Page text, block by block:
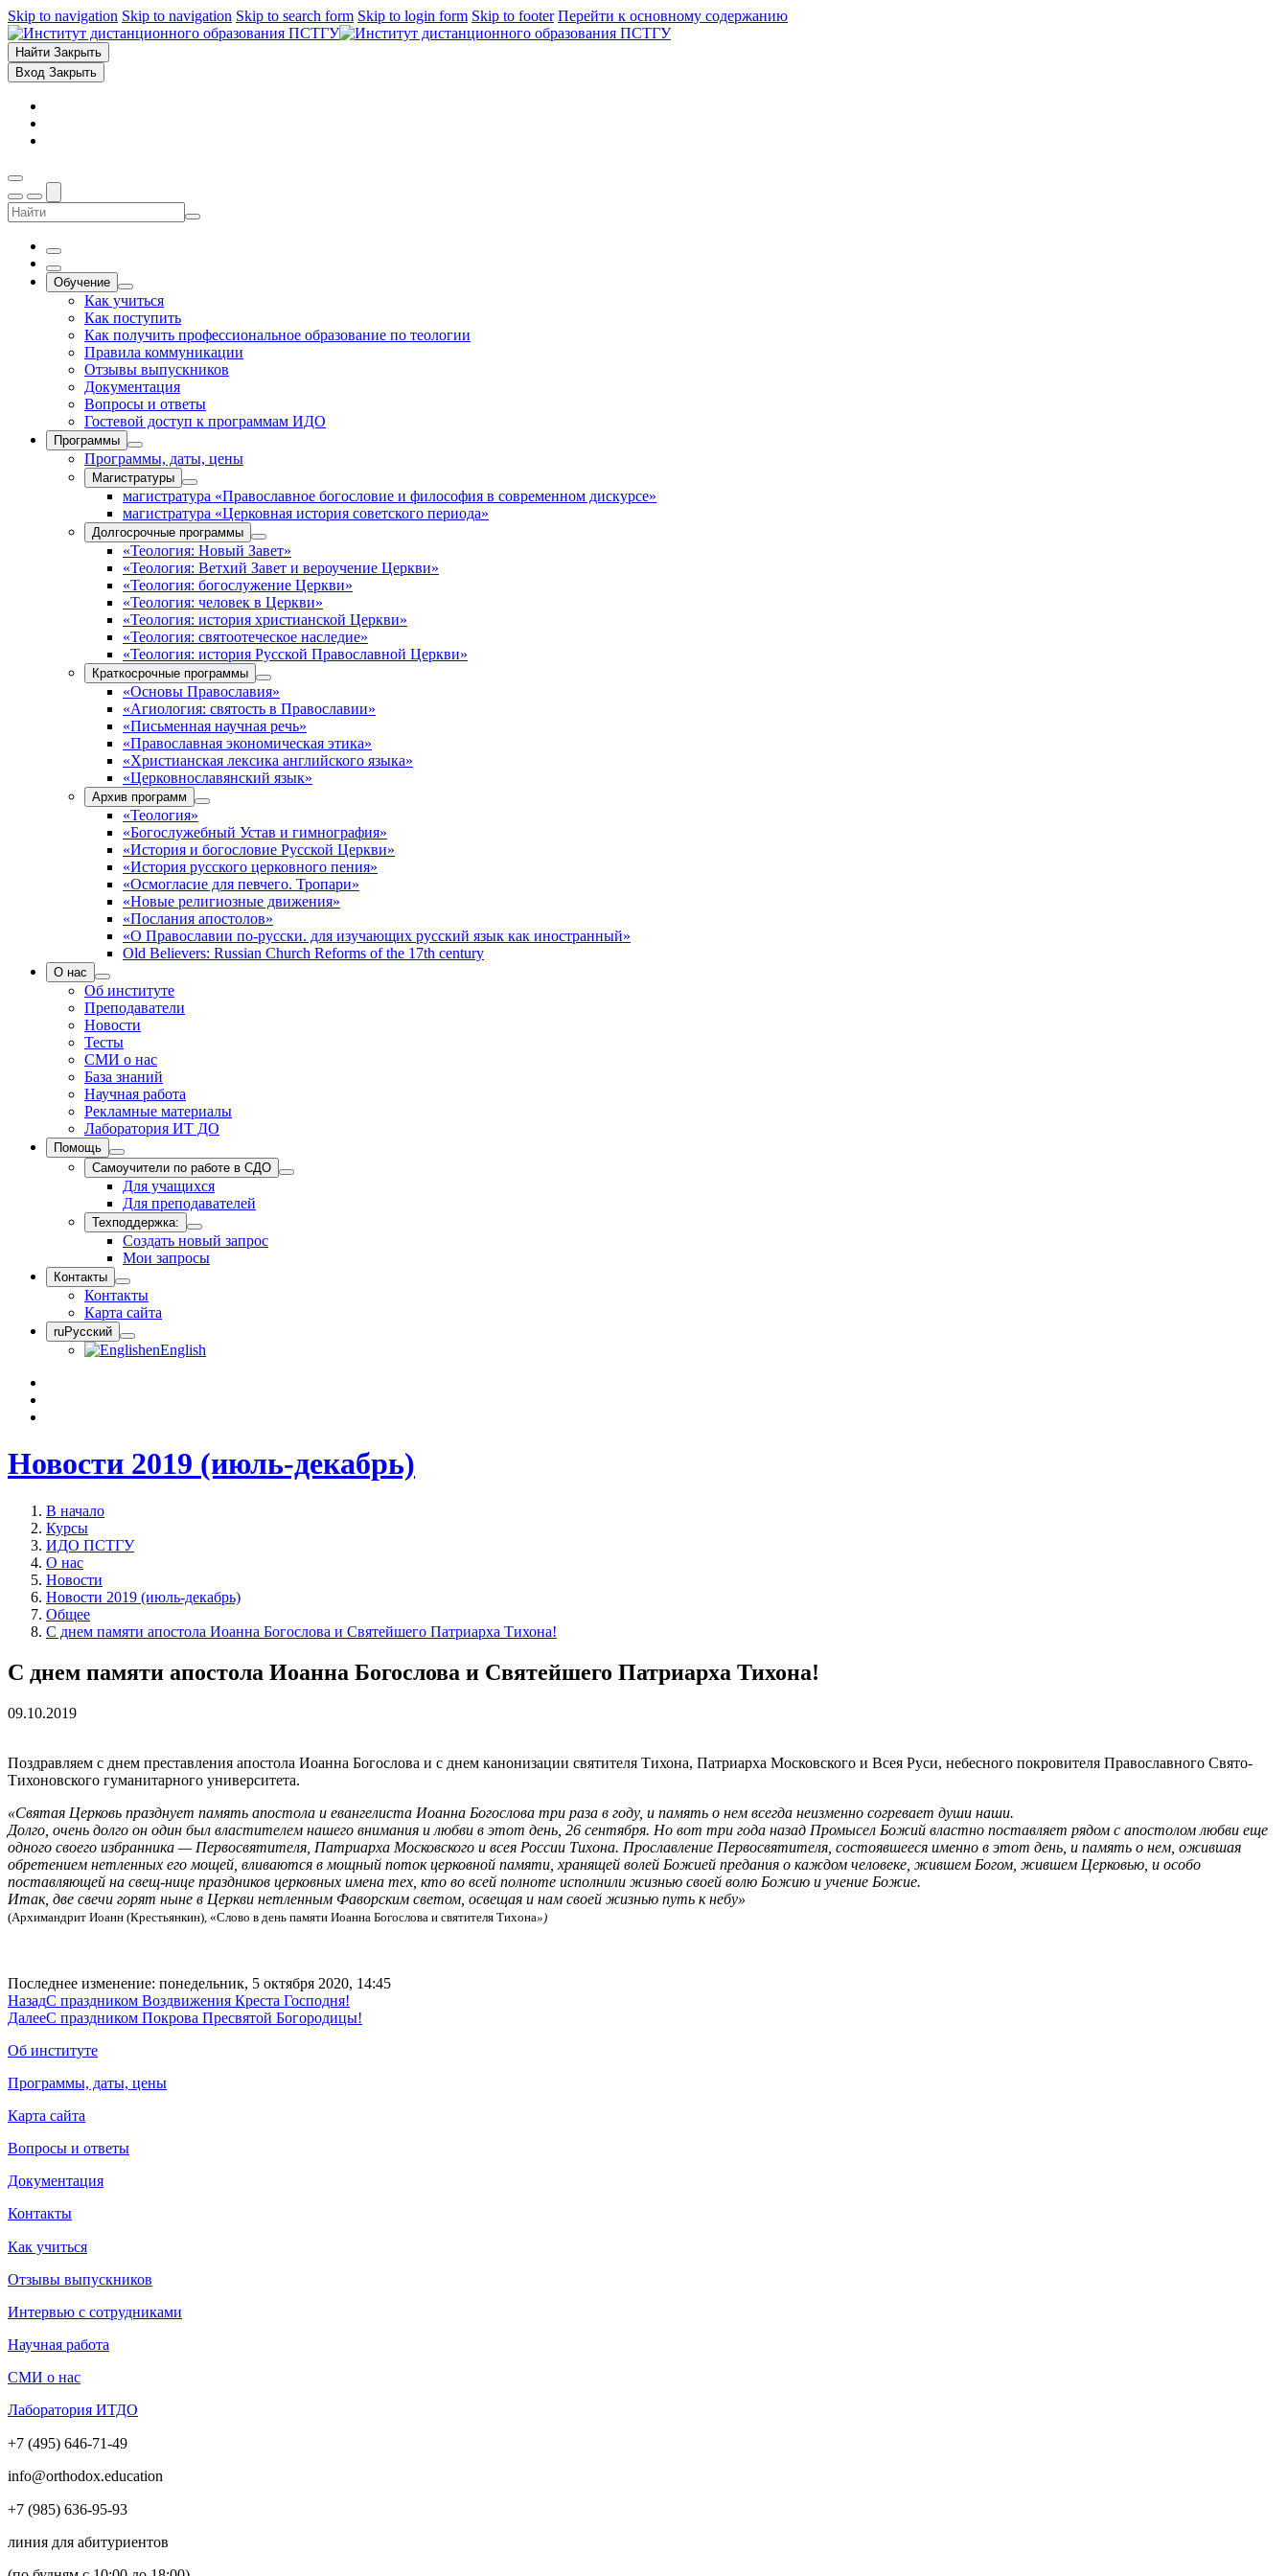
Skip to navigation Skip to navigation Skip to search form Skip to login form Skip to footer Перейти к основному содержанию
Найти Закрыть
Вход Закрыть
Обучение
Как учиться
Как поступить
Как получить профессиональное образование по теологии
Правила коммуникации
Отзывы выпускников
Документация
Вопросы и ответы
Гостевой доступ к программам ИДО
Программы
Программы, даты, цены
Магистратуры
магистратура «Православное богословие и философия в современном дискурсе»
магистратура «Церковная история советского периода»
Долгосрочные программы
«Теология: Новый Завет»
«Теология: Ветхий Завет и вероучение Церкви»
«Теология: богослужение Церкви»
«Теология: человек в Церкви»
«Теология: история христианской Церкви»
«Теология: святоотеческое наследие»
«Теология: история Русской Православной Церкви»
Краткосрочные программы
«Основы Православия»
«Агиология: святость в Православии»
«Письменная научная речь»
«Православная экономическая этика»
«Христианская лексика английского языка»
«Церковнославянский язык»
Архив программ
«Теология»
«Богослужебный Устав и гимнография»
«История и богословие Русской Церкви»
«История русского церковного пения»
«Осмогласие для певчего. Тропари»
«Новые религиозные движения»
«Послания апостолов»
«О Православии по-русски. для изучающих русский язык как иностранный»
Old Believers: Russian Church Reforms of the 17th century
О нас
Об институте
Преподаватели
Новости
Тесты
СМИ о нас
База знаний
Научная работа
Рекламные материалы
Лаборатория ИТ ДО
Помощь
Самоучители по работе в СДО
Для учащихся
Для преподавателей
Техподдержка:
Создать новый запрос
Мои запросы
Контакты
Контакты
Карта сайта
ruРусский
enEnglish
Новости 2019 (июль-декабрь)
В начало
Курсы
ИДО ПСТГУ
О нас
Новости
Новости 2019 (июль-декабрь)
Общее
С днем памяти апостола Иоанна Богослова и Святейшего Патриарха Тихона!
С днем памяти апостола Иоанна Богослова и Святейшего Патриарха Тихона!
09.10.2019
Поздравляем с днем преставления апостола Иоанна Богослова и с днем канонизации святителя Тихона, Патриарха Московского и Всея Руси, небесного покровителя Православного Свято-
Тихоновского гуманитарного университета.
«Святая Церковь празднует память апо­стола и евангелиста Иоанна Богослова три раза в году, и память о нем всегда неиз­менно согревает души наши.
Долго, очень долго он один был власти­телем нашего внимания и любви в этот день, 26 сентября. Но вот три года назад Про­мысел Божий властно поставляет рядом с апостолом любви еще
одного своего из­бранника — Первосвятителя, Патриарха Московского и всея России Тихона. Про­славление Первосвятителя, состоявшееся именно в этот день, и память о нем, ожив­шая
обретением нетленных его мощей, вли­ваются в мощный поток церковной памя­ти, хранящей волей Божией предания о каждом человеке, жившем Богом, жившем Церковью, и особо
поставляющей на свещ-нице праздников церковных имена тех, кто во всей полноте исполнили жизнью своей волю Божию и учение Божие.
Итак, две свечи горят ныне в Церкви нетленным Фаворским светом, освещая и нам своей жизнью путь к небу»
(Архимандрит Иоанн (Крестьянкин), «Слово в день памяти Иоанна Богослова и святителя Тихона»)
Последнее изменение: понедельник, 5 октября 2020, 14:45
НазадС праздником Воздвижения Креста Господня!
ДалееС праздником Покрова Пресвятой Богородицы!
Об институте
Программы, даты, цены
Карта сайта
Вопросы и ответы
Документация
Контакты
Как учиться
Отзывы выпускников
Интервью с сотрудниками
Научная работа
СМИ о нас
Лаборатория ИТДО
+7 (495) 646-71-49
info@orthodox.education
+7 (985) 636-95-93
линия для абитуриентов